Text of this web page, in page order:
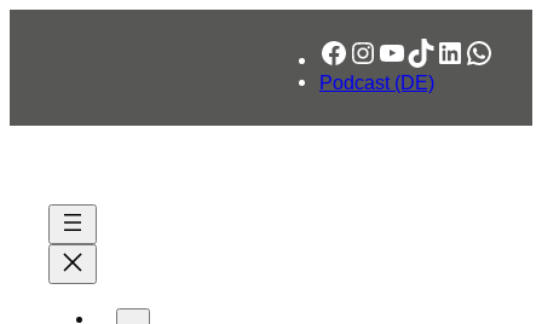
Facebook
Instagram
YouTube
TikTok
LinkedIn
Podcast (DE)